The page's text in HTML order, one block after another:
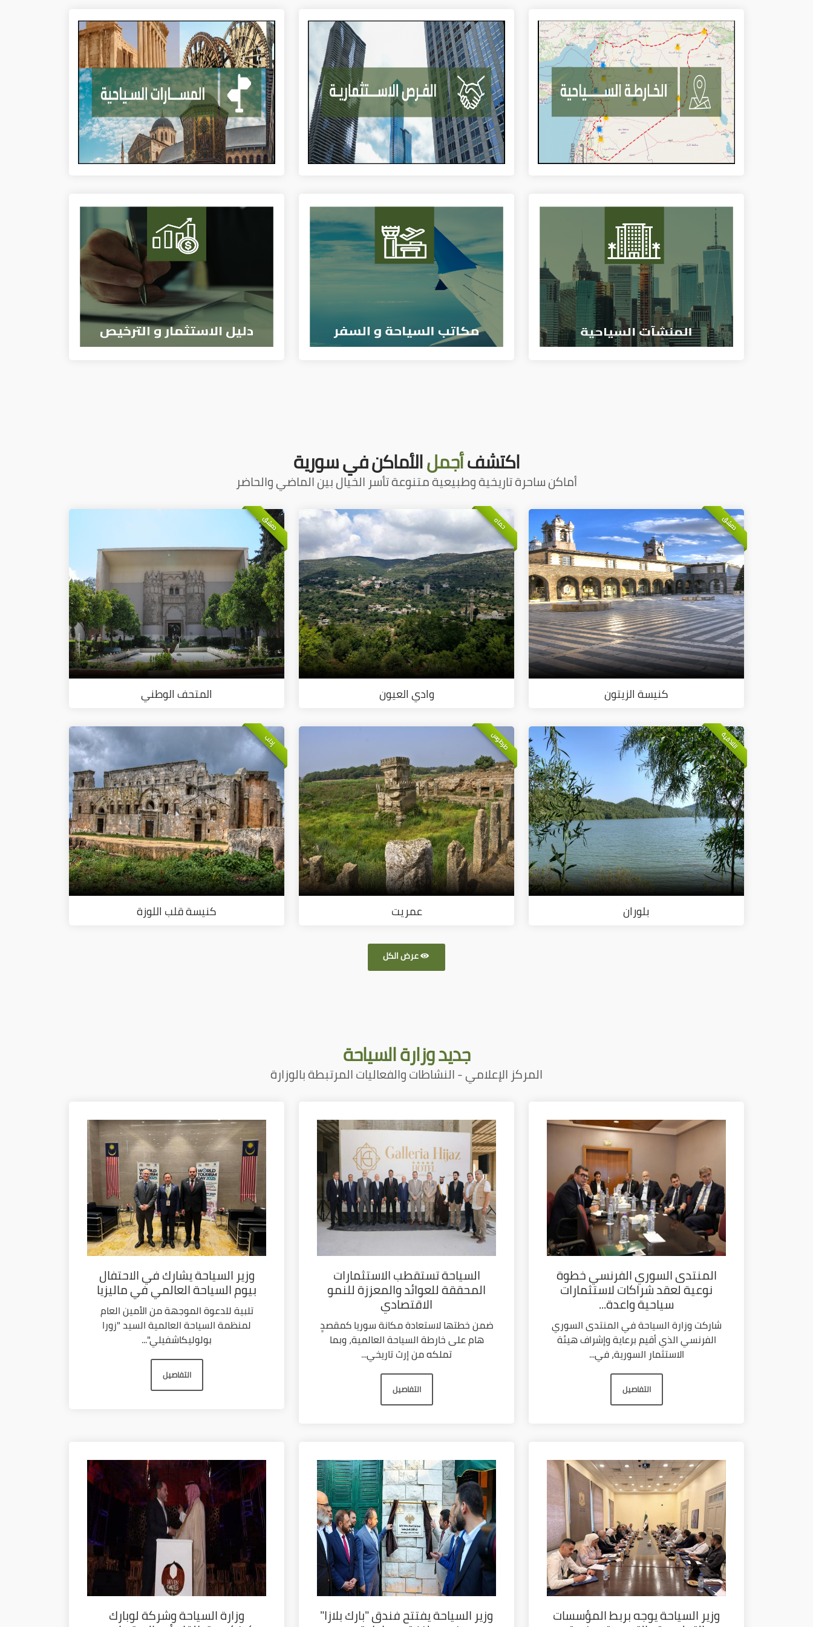
اكتشفأجملالأماكن في سورية
أماكن ساحرة تاريخية وطبيعية متنوعة تأسر الخيال بين الماضي والحاضر
دمشق
كنيسة الزيتون
حماه
وادي العيون
دمشق
المتحف الوطني
اللاذقية
بلوران
طرطوس
عمريت
إدلب
كنيسة قلب اللوزة
عرض الكل
جديدوزارة السياحة
المركز الإعلامي - النشاطات والفعاليات المرتبطة بالوزارة
المنتدى السوري الفرنسي خطوة
نوعية لعقد شراكات لاستثمارات
سياحية واعدة...
شاركت وزارة السياحة في المنتدى السوري
الفرنسي الذي أقيم برعاية وإشراف هيئة
الاستثمار السورية، في...
التفاصيل
السياحة تستقطب الاستثمارات
المحققة للعوائد والمعززة للنمو
الاقتصادي
ضمن خطتها لاستعادة مكانة سوريا كمقصدٍ
هام على خارطة السياحة العالمية، وبما
تملكه من إرث تاريخي...
التفاصيل
وزير السياحة يشارك في الاحتفال
بيوم السياحة العالمي في ماليزيا
تلبية للدعوة الموجهة من الأمين العام
لمنظمة السياحة العالمية السيد "زورا
بولوليكاشفيلي"...
التفاصيل
وزير السياحة يوجه بربط المؤسسات وزير السياحة يفتتح فندق "بارك بلازا" وزارة السياحة وشركة لوبارك